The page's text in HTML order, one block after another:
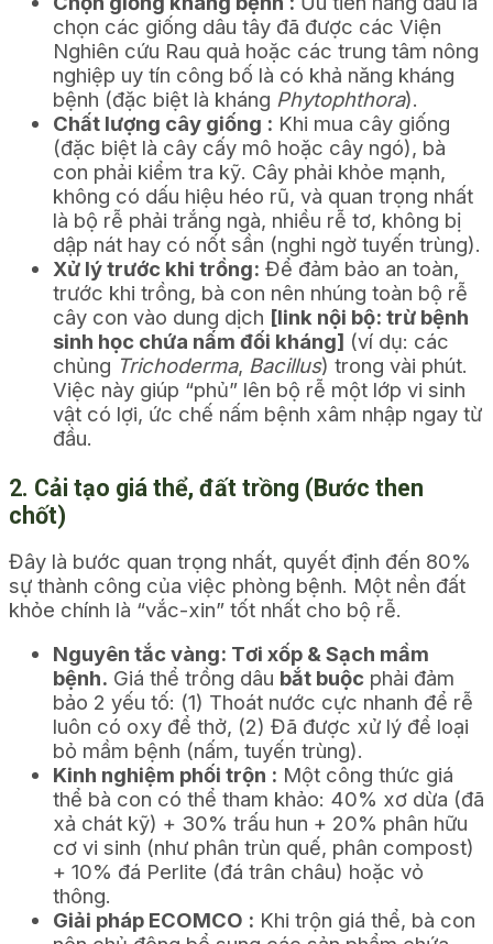
chọn các giống dâu tây đã được các Viện
Nghiên cứu Rau quả hoặc các trung tâm nông
nghiệp uy tín công bố là có khả năng kháng
bệnh (đặc biệt là kháng Phytophthora).
Chất lượng cây giống : Khi mua cây giống
(đặc biệt là cây cấy mô hoặc cây ngó), bà
con phải kiểm tra kỹ. Cây phải khỏe mạnh,
không có dấu hiệu héo rũ, và quan trọng nhất
là bộ rễ phải trắng ngà, nhiều rễ tơ, không bị
dập nát hay có nốt sần (nghi ngờ tuyến trùng).
Xử lý trước khi trồng: Để đảm bảo an toàn,
trước khi trồng, bà con nên nhúng toàn bộ rễ
cây con vào dung dịch [link nội bộ: trừ bệnh
sinh học chứa nấm đối kháng] (ví dụ: các
chủng Trichoderma, Bacillus) trong vài phút.
Việc này giúp “phủ” lên bộ rễ một lớp vi sinh
vật có lợi, ức chế nấm bệnh xâm nhập ngay từ
đầu.
2. Cải tạo giá thể, đất trồng (Bước then
chốt)
Đây là bước quan trọng nhất, quyết định đến 80%
sự thành công của việc phòng bệnh. Một nền đất
khỏe chính là “vắc-xin” tốt nhất cho bộ rễ.
Nguyên tắc vàng: Tơi xốp & Sạch mầm
bệnh. Giá thể trồng dâu bắt buộc phải đảm
bảo 2 yếu tố: (1) Thoát nước cực nhanh để rễ
luôn có oxy để thở, (2) Đã được xử lý để loại
bỏ mầm bệnh (nấm, tuyến trùng).
Kinh nghiệm phối trộn : Một công thức giá
thể bà con có thể tham khảo: 40% xơ dừa (đã
xả chát kỹ) + 30% trấu hun + 20% phân hữu
cơ vi sinh (như phân trùn quế, phân compost)
+ 10% đá Perlite (đá trân châu) hoặc vỏ
thông.
Giải pháp ECOMCO : Khi trộn giá thể, bà con